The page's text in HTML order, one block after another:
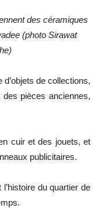
des céramiques
(photo Sirawat
de collections,
pièces anciennes,
cuir et des jouets, et
publicitaires.
du quartier de